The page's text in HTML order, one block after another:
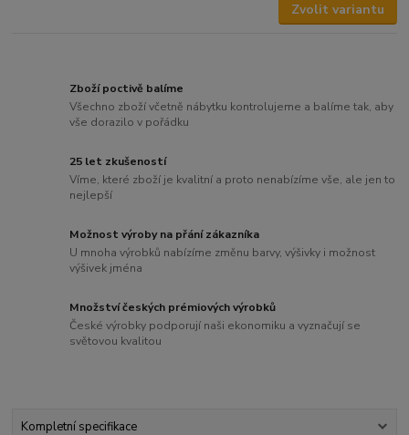
Zvolit variantu
Zboží poctivě balíme
Všechno zboží včetně nábytku kontrolujeme a balíme tak, aby
vše dorazilo v pořádku
25 let zkušeností
Víme, které zboží je kvalitní a proto nenabízíme vše, ale jen to
nejlepší
Možnost výroby na přání zákazníka
U mnoha výrobků nabízíme změnu barvy, výšivky i možnost
výšivek jména
Množství českých prémiových výrobků
České výrobky podporují naši ekonomiku a vyznačují se
světovou kvalitou
Kompletní specifikace